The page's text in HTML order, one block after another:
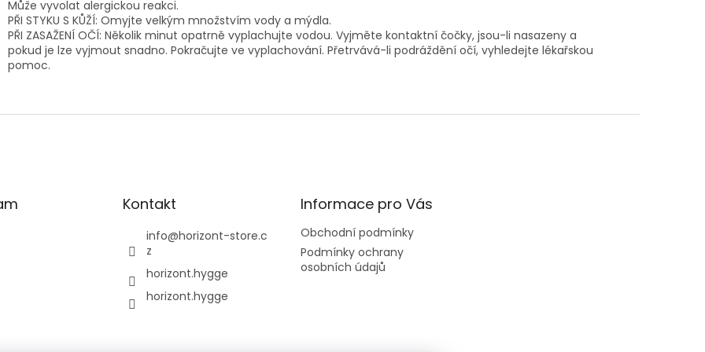
Může vyvolat alergickou reakci.
PŘI STYKU S KŮŽÍ: Omyjte velkým množstvím vody a mýdla.
PŘI ZASAŽENÍ OČÍ: Několik minut opatrně vyplachujte vodou. Vyjměte kontaktní čočky, jsou-li nasazeny a
pokud je lze vyjmout snadno. Pokračujte ve vyplachování. Přetrvává-li podráždění očí, vyhledejte lékařskou
pomoc.
Kontakt
info@horizont-store.c
z
horizont.hygge
horizont.hygge
Informace pro Vás
Obchodní podmínky
Podmínky ochrany
osobních údajů